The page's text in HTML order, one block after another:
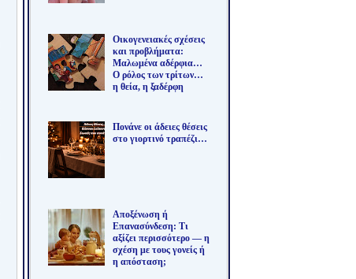
Οικογενειακές σχέσεις
και προβλήματα:
Μαλωμένα αδέρφια…
Ο ρόλος των τρίτων…
η θεία, η ξαδέρφη
Πονάνε οι άδειες θέσεις
στο γιορτινό τραπέζι…
Αποξένωση ή
Επανασύνδεση: Τι
αξίζει περισσότερο — η
σχέση με τους γονείς ή
η απόσταση;